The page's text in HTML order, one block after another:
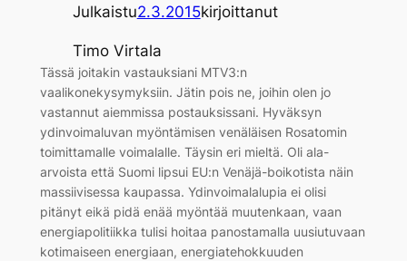
Julkaistu2.3.2015kirjoittanut
Timo Virtala
Tässä joitakin vastauksiani MTV3:n
vaalikonekysymyksiin. Jätin pois ne, joihin olen jo
vastannut aiemmissa postauksissani. Hyväksyn
ydinvoimaluvan myöntämisen venäläisen Rosatomin
toimittamalle voimalalle. Täysin eri mieltä. Oli ala-
arvoista että Suomi lipsui EU:n Venäjä-boikotista näin
massiivisessa kaupassa. Ydinvoimalalupia ei olisi
pitänyt eikä pidä enää myöntää muutenkaan, vaan
energiapolitiikka tulisi hoitaa panostamalla uusiutuvaan
kotimaiseen energiaan, energiatehokkuuden